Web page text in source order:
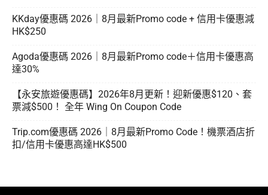
KKday優惠碼 2026｜8月最新Promo code + 信用卡優惠減
HK$250
Agoda優惠碼 2026｜8月最新Promo code＋信用卡優惠高
達30%
【永安旅遊優惠碼】2026年8月更新！迎新優惠$120、套
票減$500！ 全年 Wing On Coupon Code
Trip.com優惠碼 2026｜8月最新Promo Code！機票酒店折
扣/信用卡優惠高達HK$500